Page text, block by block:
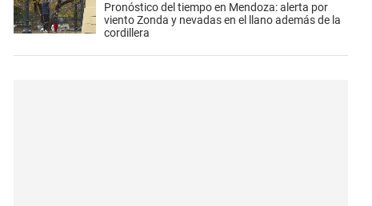
Pronóstico del tiempo en Mendoza: alerta por
viento Zonda y nevadas en el llano además de la
cordillera